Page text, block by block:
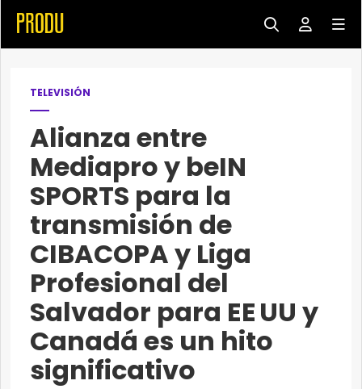
TELEVISIÓN
Alianza entre
Mediapro y beIN
SPORTS para la
transmisión de
CIBACOPA y Liga
Profesional del
Salvador para EE UU y
Canadá es un hito
significativo